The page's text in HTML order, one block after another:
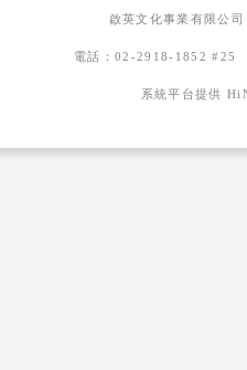
啟英文化事業有限公
電話：02-2918-1852
系統平台提供